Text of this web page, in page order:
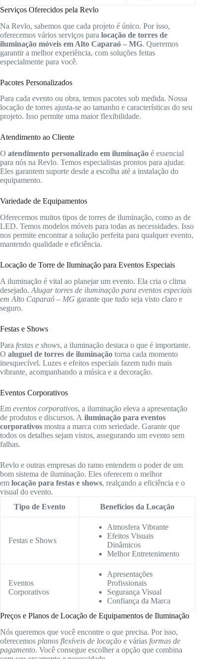
Serviços Oferecidos pela Revlo
Na Revlo, sabemos que cada projeto é único. Por isso,
oferecemos vários serviços para locação de torres de
iluminação móveis em Alto Caparaó – MG. Queremos
garantir a melhor experiência, com soluções feitas
especialmente para você.
Pacotes Personalizados
Para cada evento ou obra, temos pacotes sob medida. Nossa
locação de torres ajusta-se ao tamanho e características do seu
projeto. Isso permite uma maior flexibilidade.
Atendimento ao Cliente
O atendimento personalizado em iluminação é essencial
para nós na Revlo. Temos especialistas prontos para ajudar.
Eles garantem suporte desde a escolha até a instalação do
equipamento.
Variedade de Equipamentos
Oferecemos muitos tipos de torres de iluminação, como as de
LED. Temos modelos móveis para todas as necessidades. Isso
nos permite encontrar a solução perfeita para qualquer evento,
mantendo qualidade e eficiência.
Locação de Torre de Iluminação para Eventos Especiais
A iluminação é vital ao planejar um evento. Ela cria o clima
desejado. Alugar torres de iluminação para eventos especiais
em Alto Caparaó – MG garante que tudo seja visto claro e
seguro.
Festas e Shows
Para festas e shows, a iluminação destaca o que é importante.
O aluguel de torres de iluminação torna cada momento
inesquecível. Luzes e efeitos especiais fazem tudo mais
vibrante, acompanhando a música e a decoração.
Eventos Corporativos
Em eventos corporativos, a iluminação eleva a apresentação
de produtos e discursos. A iluminação para eventos
corporativos mostra a marca com seriedade. Garante que
todos os detalhes sejam vistos, assegurando um evento sem
falhas.
Revlo e outras empresas do ramo entendem o poder de um
bom sistema de iluminação. Eles oferecem o melhor
em locação para festas e shows, realçando a eficiência e o
visual do evento.
Tipo de Evento
Benefícios da Locação
Festas e Shows
Atmosfera Vibrante
Efeitos Visuais
Dinâmicos
Melhor Entretenimento
Eventos
Corporativos
Apresentações
Profissionais
Segurança Visual
Confiança da Marca
Preços e Planos de Locação de Equipamentos de Iluminação
Nós queremos que você encontre o que precisa. Por isso,
oferecemos planos flexíveis de locação e várias formas de
pagamento. Você consegue escolher a opção que combina